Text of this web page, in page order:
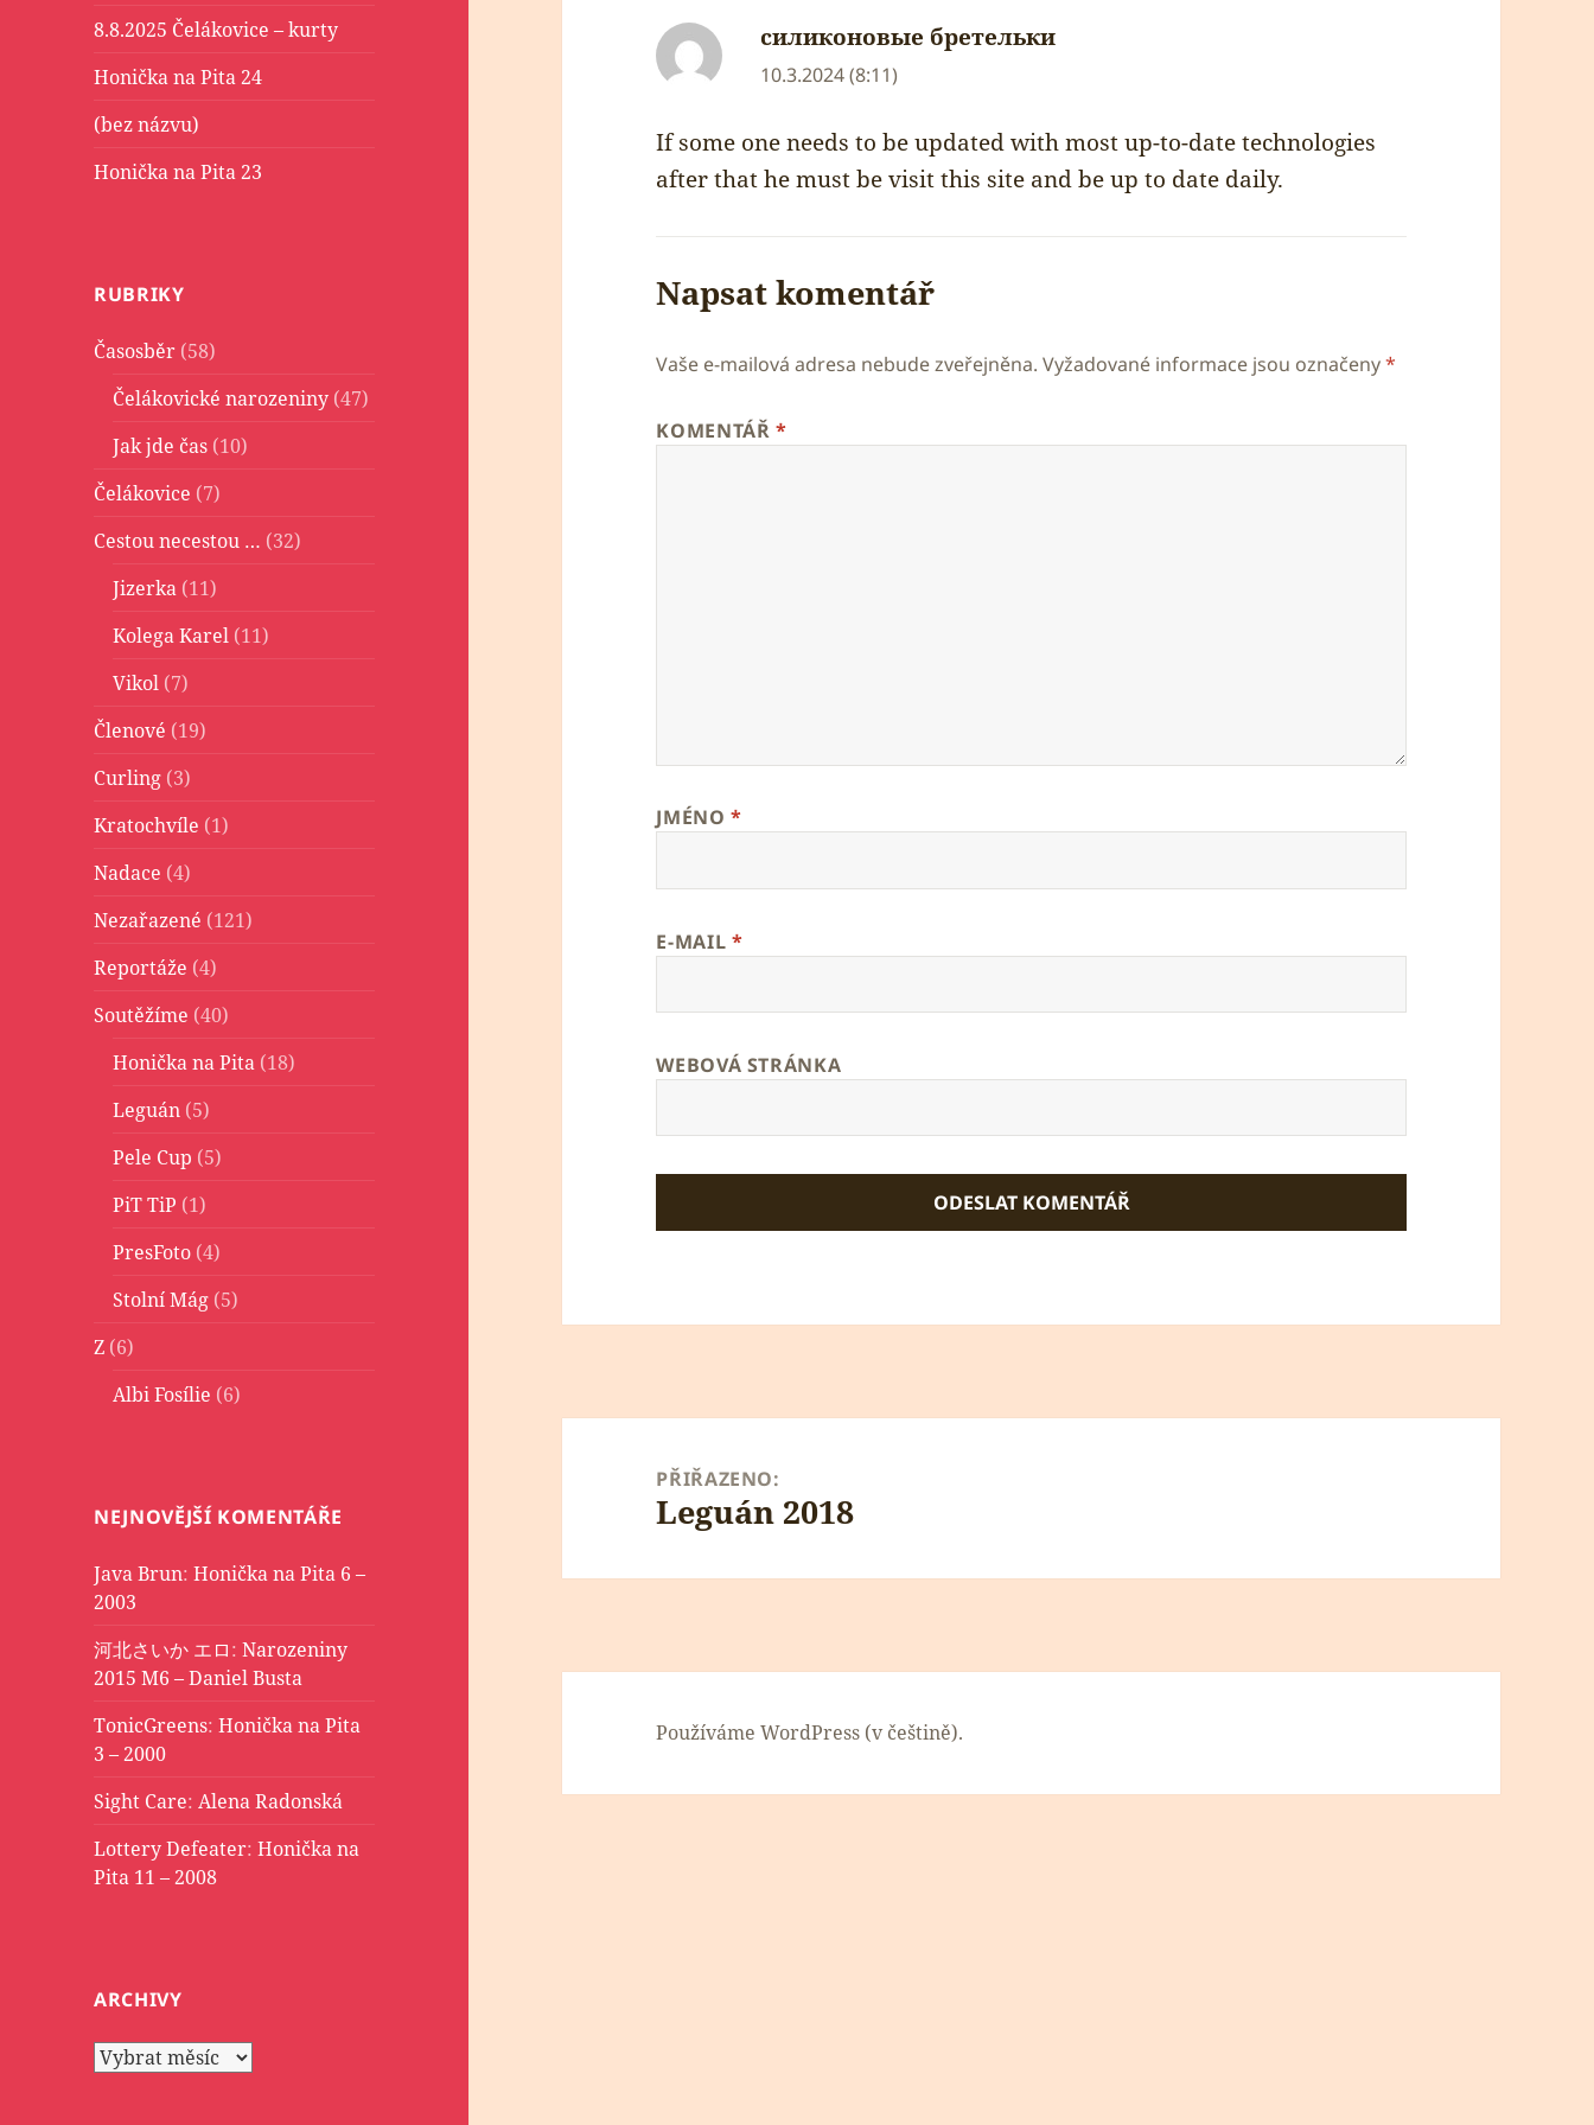
8.8.2025 Čelákovice – kurty
Honička na Pita 24
(bez názvu)
Honička na Pita 23
RUBRIKY
Časosběr (58)
Čelákovické narozeniny (47)
Jak jde čas (10)
Čelákovice (7)
Cestou necestou … (32)
Jizerka (11)
Kolega Karel (11)
Vikol (7)
Členové (19)
Curling (3)
Kratochvíle (1)
Nadace (4)
Nezařazené (121)
Reportáže (4)
Soutěžíme (40)
Honička na Pita (18)
Leguán (5)
Pele Cup (5)
PiT TiP (1)
PresFoto (4)
Stolní Mág (5)
Z (6)
Albi Fosílie (6)
NEJNOVĚJŠÍ KOMENTÁŘE
Java Brun:Honička na Pita 6 –
2003
河北さいか エロ:Narozeniny
2015 M6 – Daniel Busta
TonicGreens:Honička na Pita
3 – 2000
Sight Care:Alena Radonská
Lottery Defeater:Honička na
Pita 11 – 2008
ARCHIVY
Archivy
силиконовые бретельки
10.3.2024 (8:11)
If some one needs to be updated with most up-to-date technologies
after that he must be visit this site and be up to date daily.
Napsat komentář
Vaše e-mailová adresa nebude zveřejněna. Vyžadované informace jsou označeny*
KOMENTÁŘ*
JMÉNO*
E-MAIL *
WEBOVÁ STRÁNKA
příspěvek
PŘIŘAZENO:
Leguán 2018
Používáme WordPress (v češtině).